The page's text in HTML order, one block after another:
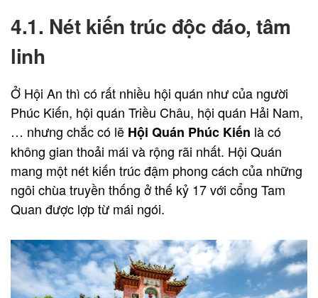
4.1. Nét kiến trúc độc đáo, tâm
linh
Ở Hội An thì có rất nhiều hội quán như của người
Phúc Kiến, hội quán Triều Châu, hội quán Hải Nam,
… nhưng chắc có lẽ Hội Quán Phúc Kiến là có
không gian thoải mái và rộng rãi nhất. Hội Quán
mang một nét kiến trúc đậm phong cách của những
ngôi chùa truyền thống ở thế kỷ 17 với cổng Tam
Quan được lợp từ mái ngói.